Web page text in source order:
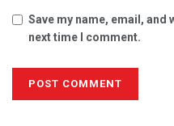
Save my name, email,
next time I comment.